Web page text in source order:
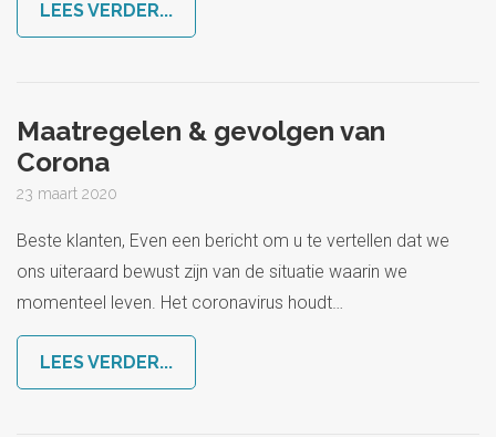
LEES VERDER...
Maatregelen & gevolgen van
Corona
23 maart 2020
Beste klanten, Even een bericht om u te vertellen dat we
ons uiteraard bewust zijn van de situatie waarin we
momenteel leven. Het coronavirus houdt…
LEES VERDER...